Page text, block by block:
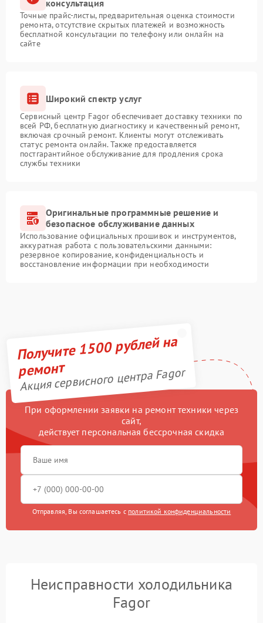
консультация
Точные прайс-листы, предварительная оценка стоимости
ремонта, отсутствие скрытых платежей и возможность
бесплатной консультации по телефону или онлайн на
сайте
Широкий спектр услуг
Сервисный центр Fagor обеспечивает доставку техники по
всей РФ, бесплатную диагностику и качественный ремонт,
включая срочный ремонт. Клиенты могут отслеживать
статус ремонта онлайн. Также предоставляется
постгарантийное обслуживание для продления срока
службы техники
Оригинальные программные решение и
безопасное обслуживание данных
Использование официальных прошивок и инструментов,
аккуратная работа с пользовательскими данными:
резервное копирование, конфиденциальность и
восстановление информации при необходимости
Получите 1500 рублей на
ремонт
Акция сервисного центра Fagor
При оформлении заявки на ремонт техники через
сайт,
действует персональная бессрочная скидка
Отправляя, Вы соглашаетесь с политикой конфиденциальности
Неисправности холодильника
Fagor